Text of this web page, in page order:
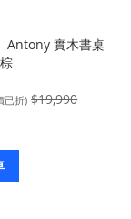
Antony 實木書桌
已折) $19,990